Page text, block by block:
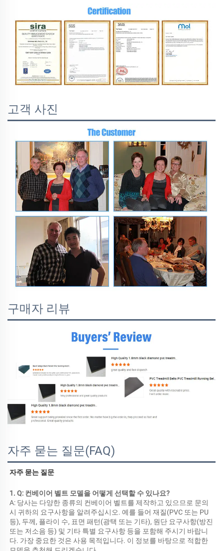
고객 사진
구매자 리뷰
자주 묻는 질문(FAQ)
자주 묻는 질문
1. Q: 컨베이어 벨트 모델을 어떻게 선택할 수 있나요?
A: 당사는 다양한 종류의 컨베이어 벨트를 제작하고 있으므로 문의
시 귀하의 요구사항을 알려주십시오. 예를 들어 재질(PVC 또는 PU
등), 두께, 플라이 수, 표면 패턴(광택 또는 기타), 원단 요구사항(방진
또는 저소음 등) 및 기타 특별 요구사항 등을 포함해 주시기 바랍니
다. 가장 중요한 것은 사용 목적입니다. 이 정보를 바탕으로 적합한